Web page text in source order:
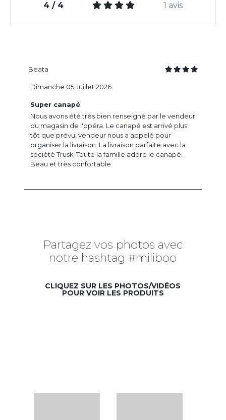
4 / 4 1 avis
Beata
Super canapé
Nous avons été très bien renseigné par le vendeur
du magasin de l'opéra. Le canapé est arrivé plus
tôt que prévu, vendeur nous a appelé pour
organiser la livraison. La livraison parfaite avec la
société Trusk. Toute la famille adore le canapé.
Beau et très confortable
Dimanche 05 Juillet 2026
Partagez vos photos avec
notre hashtag #miliboo
CLIQUEZ SUR LES PHOTOS/VIDÉOS
POUR VOIR LES PRODUITS